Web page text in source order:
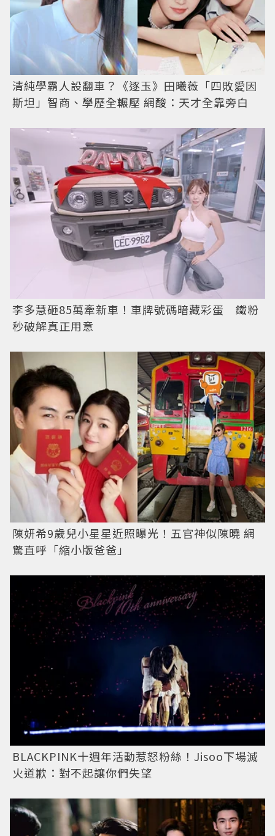
清純學霸人設翻車？《逐玉》田曦薇「四敗愛因
斯坦」智商、學歷全輾壓 網酸：天才全靠旁白
李多慧砸85萬牽新車！車牌號碼暗藏彩蛋 鐵粉
秒破解真正用意
陳妍希9歲兒小星星近照曝光！五官神似陳曉 網
驚直呼「縮小版爸爸」
BLACKPINK十週年活動惹怒粉絲！Jisoo下場滅
火道歉：對不起讓你們失望